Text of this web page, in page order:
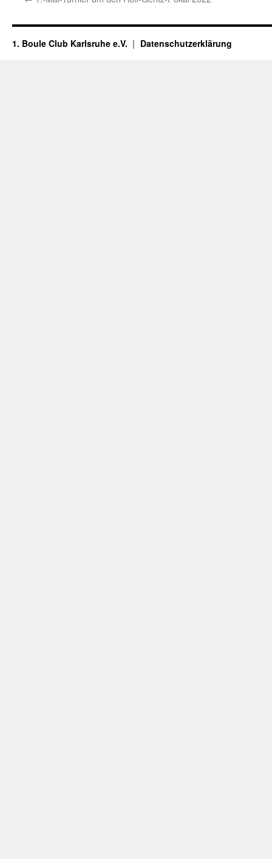
1. Boule Club Karlsruhe e.V. Datenschutzerklärung